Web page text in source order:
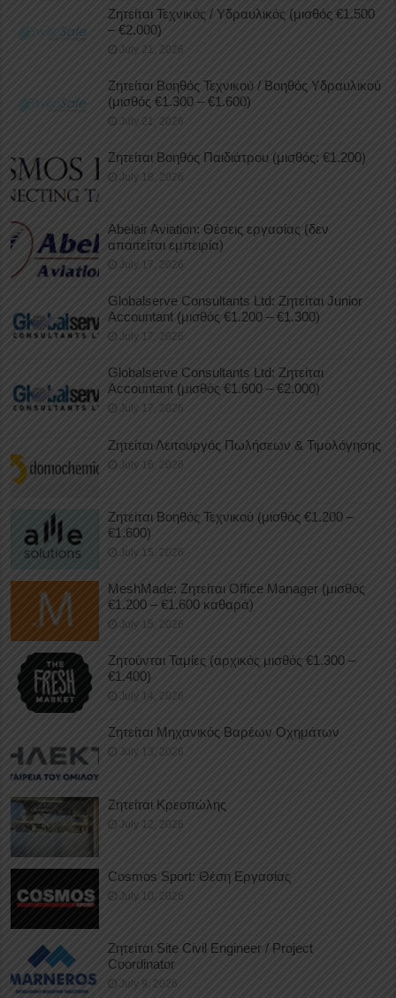
Ζητείται Τεχνικός / Υδραυλικός (μισθός €1.500
– €2.000)
July 21, 2026
Ζητείται Βοηθός Τεχνικού / Βοηθός Υδραυλικού
(μισθός €1.300 – €1.600)
July 21, 2026
Ζητείται Βοηθός Παιδιάτρου (μισθός: €1.200)
July 18, 2026
Abelair Aviation: Θέσεις εργασίας (δεν
απαιτείται εμπειρία)
July 17, 2026
Globalserve Consultants Ltd: Ζητείται Junior
Accountant (μισθός €1.200 – €1.300)
July 17, 2026
Globalserve Consultants Ltd: Ζητείται
Accountant (μισθός €1.600 – €2.000)
July 17, 2026
Ζητείται Λειτουργός Πωλήσεων & Τιμολόγησης
July 16, 2026
Ζητείται Βοηθός Τεχνικού (μισθός €1.200 –
€1.600)
July 15, 2026
MeshMade: Ζητείται Office Manager (μισθός
€1.200 – €1.600 καθαρά)
July 15, 2026
Ζητούνται Ταμίες (αρχικός μισθός €1.300 –
€1.400)
July 14, 2026
Ζητείται Μηχανικός Βαρέων Οχημάτων
July 13, 2026
Ζητείται Κρεοπώλης
July 12, 2026
Cosmos Sport: Θέση Εργασίας
July 10, 2026
Ζητείται Site Civil Engineer / Project
Coordinator
July 9, 2026